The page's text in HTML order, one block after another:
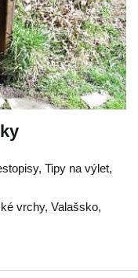
Tipy na výlet,
vrchy, Valašsko,